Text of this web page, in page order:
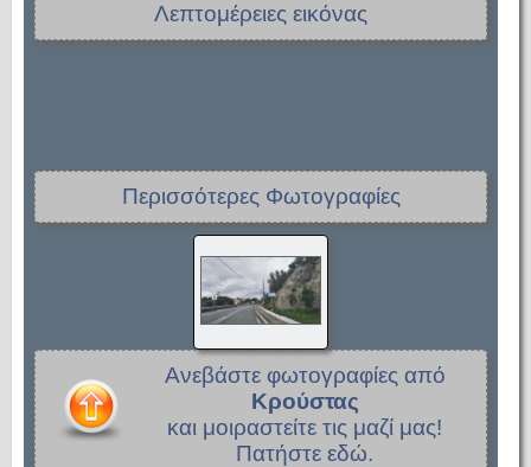
Λεπτομέρειες εικόνας
Περισσότερες Φωτογραφίες
Ανεβάστε φωτογραφίες από
Κρούστας
και μοιραστείτε τις μαζί μας!
Πατήστε εδώ.